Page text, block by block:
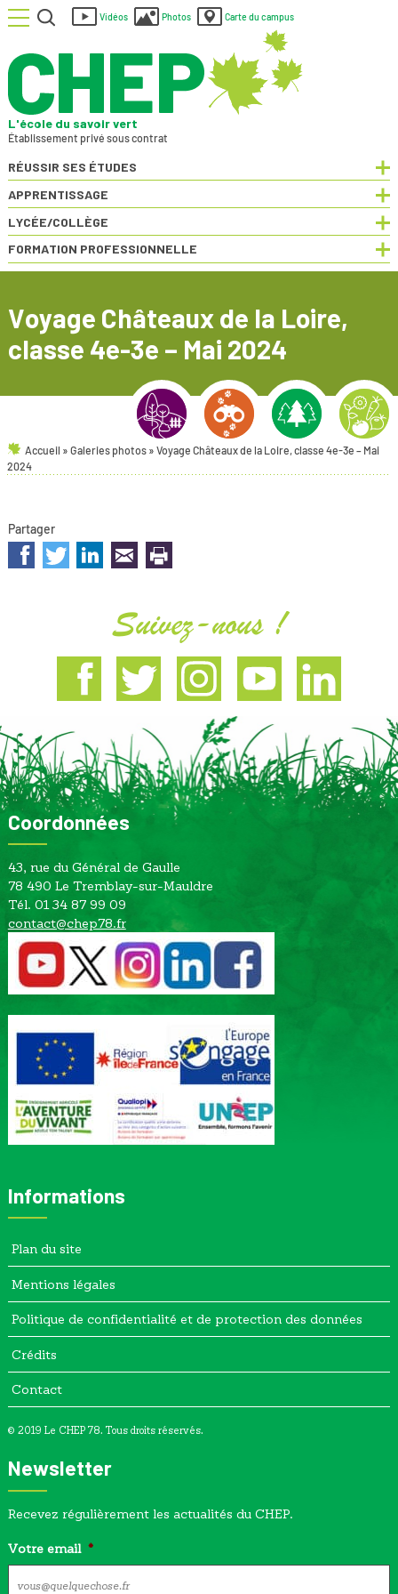
Menu Rechercher
Vidéos Photos Carte du campus
L'école du savoir vert
Établissement privé sous contrat
RÉUSSIR SES ÉTUDES
APPRENTISSAGE
LYCÉE/COLLÈGE
FORMATION PROFESSIONNELLE
Voyage Châteaux de la Loire,
classe 4e-3e – Mai 2024
AMÉNAGEMENTS PAYSAGERS
NATURE & ENVIRONNEMENT
FORÊT
Accueil »Galeries photos »Voyage Châteaux de la Loire, classe 4e-3e – Mai
2024
Partager
sur les réseaux sociaux
Suivez-nous !
Coordonnées
43, rue du Général de Gaulle
78 490 Le Tremblay-sur-Mauldre
Tél. 01 34 87 99 09
contact@chep78.fr
Informations
Plan du site
Mentions légales
Politique de confidentialité et de protection des données
Crédits
Contact
© 2019 Le CHEP 78. Tous droits réservés.
Newsletter
Recevez régulièrement les actualités du CHEP.
Votre email *